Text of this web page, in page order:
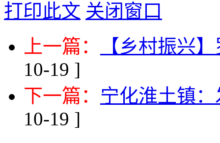
打印此文 关闭窗口
上一篇：
【乡村振兴
10-19 ]
下一篇： 宁化淮土镇
10-19 ]